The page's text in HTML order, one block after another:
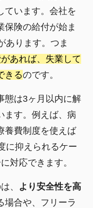
ています。会社を
保険の給付が始ま
あります。つま
あれば、失業して
きるのです。
態は3ヶ月以内に解
ます。例えば、病
養費制度を使えば
に抑えられるケー
対応できます。
、
より安全性を高
場合や、フリーラ